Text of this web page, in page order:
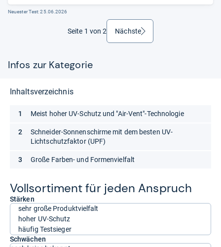
Neuester Test:25.06.2026
Seite 1 von 2 Nächsteweiter
Infos zur Kategorie
Voll­sor­ti­ment für jeden Anspruch
Stärken
sehr große Produktvielfalt
hoher UV-Schutz
häufig Testsieger
Schwächen
Inhaltsverzeichnis
Meist hoher UV-Schutz und "Air-Vent"-Technologie
Schneider-Sonnenschirme mit dem besten UV-
Lichtschutzfaktor (UPF)
Große Farben- und Formenvielfalt